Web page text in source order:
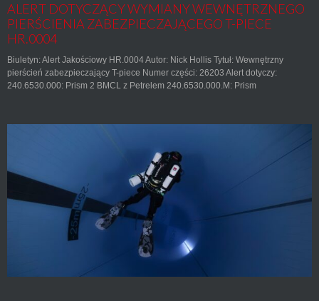
ALERT DOTYCZĄCY WYMIANY WEWNĘTRZNEGO
PIERŚCIENIA ZABEZPIECZAJĄCEGO T-PIECE
HR.0004
Biuletyn: Alert Jakościowy HR.0004 Autor: Nick Hollis Tytuł: Wewnętrzny
pierścień zabezpieczający T-piece Numer części: 26203 Alert dotyczy:
240.6530.000: Prism 2 BMCL z Petrelem 240.6530.000.M: Prism